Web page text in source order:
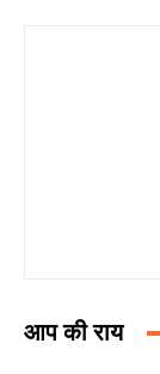
आप की राय